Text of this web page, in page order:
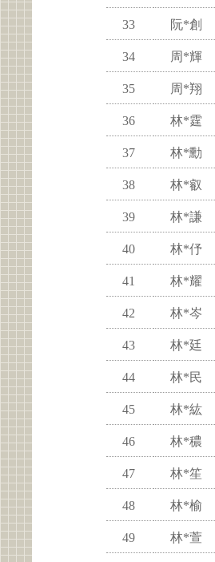
33 阮*創
34 周*輝
35 周*翔
36 林*霆
37 林*勳
38 林*叡
39 林*謙
40 林*伃
41 林*耀
42 林*岑
43 林*廷
44 林*民
45 林*紘
46 林*穠
47 林*笙
48 林*榆
49 林*萱